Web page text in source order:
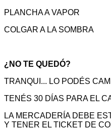
PLANCHA A VAPOR
COLGAR A LA SOMBRA
¿NO TE QUEDÓ?
TRANQUI... LO PODÉS
TENÉS 30 DÍAS PARA EL
LA MERCADERÍA DEBE
Y TENER EL TICKET DE